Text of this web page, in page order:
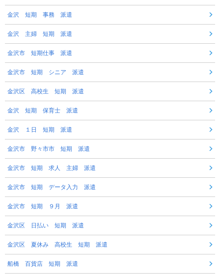
金沢 短期 事務 派遣
金沢 主婦 短期 派遣
金沢市 短期仕事 派遣
金沢市 短期 シニア 派遣
金沢区 高校生 短期 派遣
金沢 短期 保育士 派遣
金沢 １日 短期 派遣
金沢市 野々市市 短期 派遣
金沢市 短期 求人 主婦 派遣
金沢市 短期 データ入力 派遣
金沢市 短期 ９月 派遣
金沢区 日払い 短期 派遣
金沢区 夏休み 高校生 短期 派遣
船橋 百貨店 短期 派遣